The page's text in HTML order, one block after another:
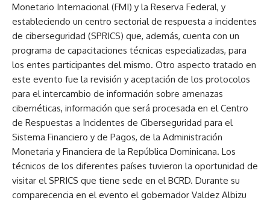
Monetario Internacional (FMI) y la Reserva Federal, y
estableciendo un centro sectorial de respuesta a incidentes
de ciberseguridad (SPRICS) que, además, cuenta con un
programa de capacitaciones técnicas especializadas, para
los entes participantes del mismo. Otro aspecto tratado en
este evento fue la revisión y aceptación de los protocolos
para el intercambio de información sobre amenazas
cibernéticas, información que será procesada en el Centro
de Respuestas a Incidentes de Ciberseguridad para el
Sistema Financiero y de Pagos, de la Administración
Monetaria y Financiera de la República Dominicana. Los
técnicos de los diferentes países tuvieron la oportunidad de
visitar el SPRICS que tiene sede en el BCRD. Durante su
comparecencia en el evento el gobernador Valdez Albizu